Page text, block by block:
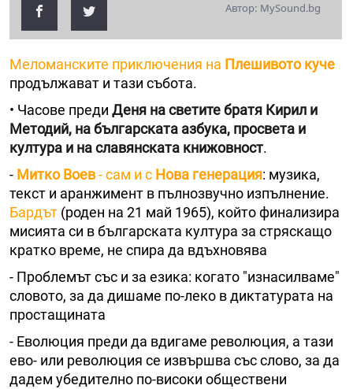
Автор: MySound.bg
Меломанските приключения на Плешивото куче
продължават и тази събота.
• Часове преди Деня на светите братя Кирил и
Методий, на българската азбука, просвета и
култура и на славянската книжовност.
- Митко Воев- сам и с Нова генерация: музика,
текст и аранжимент в пълнозвучно изпълнение.
Бардът (роден на 21 май 1965), който финализира
мисията си в българската култура за стряскащо
кратко време, не спира да вдъхновява
- Проблемът със и за езика: когато "изнасилваме"
словото, за да дишаме по-леко в диктатурата на
простащината
- Еволюция преди да вдигаме революция, а тази
ево- или революция се извършва със слово, за да
дадем убедително по-високи обществени